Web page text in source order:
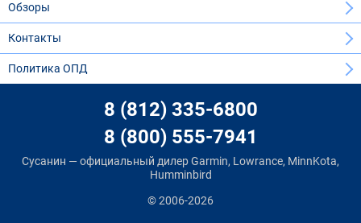
Обзоры
Контакты
Политика ОПД
8 (812) 335-6800
8 (800) 555-7941
Сусанин — официальный дилер Garmin, Lowrance, MinnKota,
Humminbird
© 2006-2026